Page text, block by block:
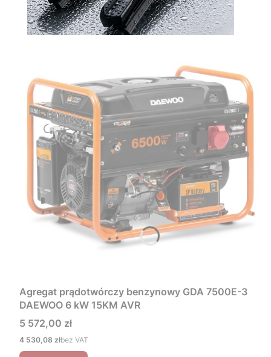
Agregat prądotwórczy benzynowy GDA 7500E-3
DAEWOO 6 kW 15KM AVR
Cena
5 572,00 zł
Cena
4 530,08 złbez VAT